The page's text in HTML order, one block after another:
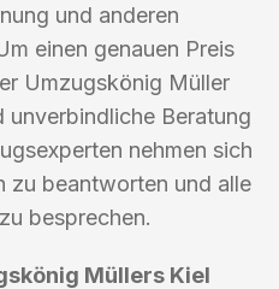
und anderen
einen genauen Preis
Umzugskönig Müller
unverbindliche Beratung
nehmen sich
zu beantworten und alle
besprechen.
Müllers Kiel